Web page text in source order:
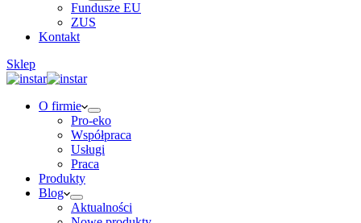
Fundusze EU
ZUS
Kontakt
Sklep
O firmie
Pro-eko
Współpraca
Usługi
Praca
Produkty
Blog
Aktualności